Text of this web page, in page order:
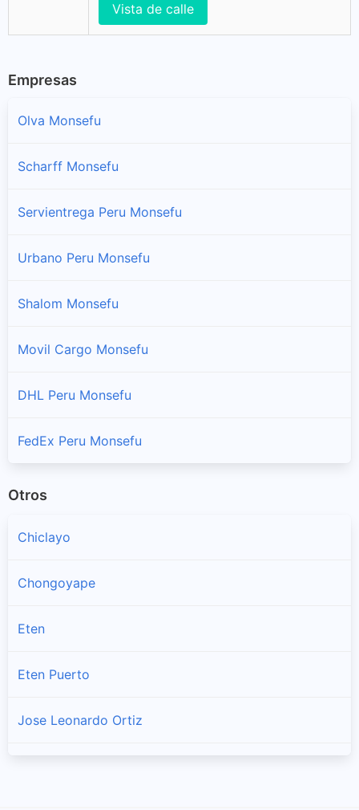
Vista de calle
Empresas
Olva Monsefu
Scharff Monsefu
Servientrega Peru Monsefu
Urbano Peru Monsefu
Shalom Monsefu
Movil Cargo Monsefu
DHL Peru Monsefu
FedEx Peru Monsefu
Otros
Chiclayo
Chongoyape
Eten
Eten Puerto
Jose Leonardo Ortiz